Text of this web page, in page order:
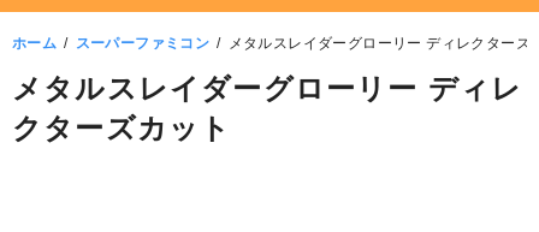
動
ホーム スーパーファミコン メタルスレイダーグローリー ディレクターズ
メタルスレイダーグローリー ディレ
クターズカット